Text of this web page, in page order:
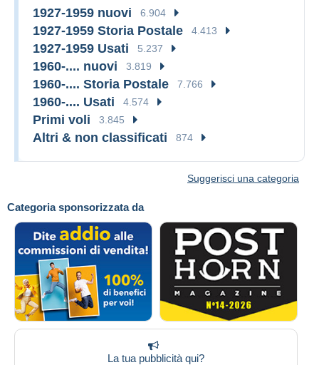
Categoria sponsorizzata da
La tua pubblicità qui?
1927-1959 nuovi 6.904
1927-1959 Storia Postale 4.413
1927-1959 Usati 5.237
1960-.... nuovi 3.819
1960-.... Storia Postale 7.766
1960-.... Usati 4.574
Primi voli 3.845
Altri & non classificati 874
Suggerisci una categoria